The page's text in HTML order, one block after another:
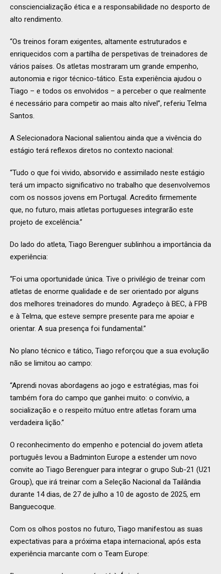
consciencialização ética e a responsabilidade no desporto de
alto rendimento.
“Os treinos foram exigentes, altamente estruturados e
enriquecidos com a partilha de perspetivas de treinadores de
vários países. Os atletas mostraram um grande empenho,
autonomia e rigor técnico-tático. Esta experiência ajudou o
Tiago – e todos os envolvidos – a perceber o que realmente
é necessário para competir ao mais alto nível”, referiu Telma
Santos.
A Selecionadora Nacional salientou ainda que a vivência do
estágio terá reflexos diretos no contexto nacional:
“Tudo o que foi vivido, absorvido e assimilado neste estágio
terá um impacto significativo no trabalho que desenvolvemos
com os nossos jovens em Portugal. Acredito firmemente
que, no futuro, mais atletas portugueses integrarão este
projeto de excelência.”
Do lado do atleta, Tiago Berenguer sublinhou a importância da
experiência:
“Foi uma oportunidade única. Tive o privilégio de treinar com
atletas de enorme qualidade e de ser orientado por alguns
dos melhores treinadores do mundo. Agradeço à BEC, à FPB
e à Telma, que esteve sempre presente para me apoiar e
orientar. A sua presença foi fundamental.”
No plano técnico e tático, Tiago reforçou que a sua evolução
não se limitou ao campo:
“Aprendi novas abordagens ao jogo e estratégias, mas foi
também fora do campo que ganhei muito: o convívio, a
socialização e o respeito mútuo entre atletas foram uma
verdadeira lição.”
O reconhecimento do empenho e potencial do jovem atleta
português levou a Badminton Europe a estender um novo
convite ao Tiago Berenguer para integrar o grupo Sub-21 (U21
Group), que irá treinar com a Seleção Nacional da Tailândia
durante 14 dias, de 27 de julho a 10 de agosto de 2025, em
Banguecoque.
Com os olhos postos no futuro, Tiago manifestou as suas
expectativas para a próxima etapa internacional, após esta
experiência marcante com o Team Europe: